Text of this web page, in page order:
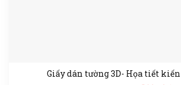
Giấy dán tường 3D- Họa tiết